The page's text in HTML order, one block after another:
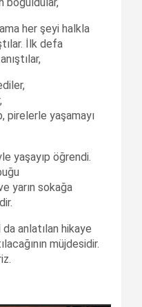
her şeyi halkla
İlk defa
yaşamayı
yaşayıp öğrendi.
yarın sokağa
anlatılan hikaye
müjdesidir.